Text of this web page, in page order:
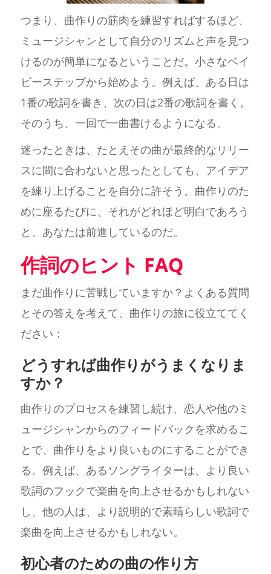
つまり、曲作りの筋肉を練習すればするほど、
ミュージシャンとして自分のリズムと声を見つ
けるのが簡単になるということだ。小さなベイ
ビーステップから始めよう。例えば、ある日は
1番の歌詞を書き、次の日は2番の歌詞を書く。
そのうち、一回で一曲書けるようになる。
迷ったときは、たとえその曲が最終的なリリー
スに間に合わないと思ったとしても、アイデア
を練り上げることを自分に許そう。曲作りのた
めに座るたびに、それがどれほど明白であろう
と、あなたは前進しているのだ。
作詞のヒント FAQ
まだ曲作りに苦戦していますか？よくある質問
とその答えを考えて、曲作りの旅に役立ててく
ださい：
どうすれば曲作りがうまくなりま
すか？
曲作りのプロセスを練習し続け、恋人や他のミ
ュージシャンからのフィードバックを求めるこ
とで、曲作りをより良いものにすることができ
る。例えば、あるソングライターは、より良い
歌詞のフックで楽曲を向上させるかもしれない
し、他の人は、より説明的で素晴らしい歌詞で
楽曲を向上させるかもしれない。
初心者のための曲の作り方